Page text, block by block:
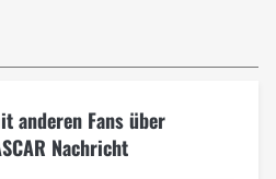
anderen Fans über
Nachricht